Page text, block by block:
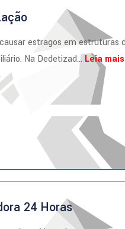
estragos em estruturas
Na Dedetizad... Leia mais
24 Horas